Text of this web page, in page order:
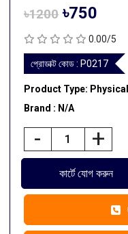
৳1200 ৳750
0.00/5
প্রোডাক্ট কোড : P0217
Product Type: Physical
Brand : N/A
- +